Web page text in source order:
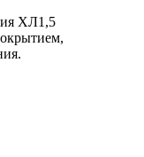
ХЛ1,5